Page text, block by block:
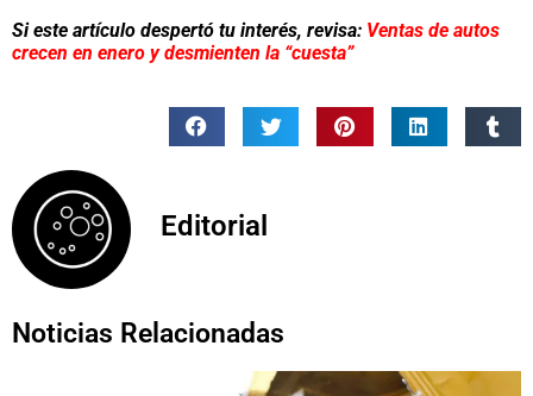
Si este artículo despertó tu interés, revisa: Ventas de autos
crecen en enero y desmienten la “cuesta”
Editorial
Noticias Relacionadas